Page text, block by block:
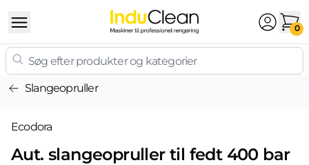
0
Slangeopruller
Ecodora
Aut. slangeopruller til fedt 400 bar